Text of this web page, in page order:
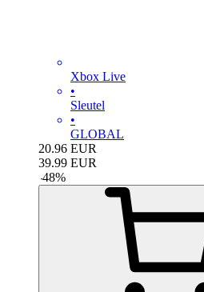
Xbox Live
•
Sleutel
•
GLOBAL
20.96 EUR
39.99 EUR
-48%